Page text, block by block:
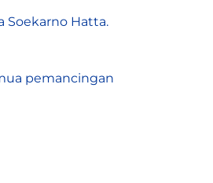
Soekarno Hatta.
pemancingan